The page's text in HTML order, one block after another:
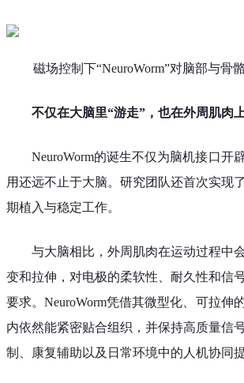
磁场控制下“NeuroWorm”对脑部与骨
不仅在大脑里“游走”，也在外周肌肉
NeuroWorm的诞生不仅为脑机接口开
用还远不止于大脑。研究团队还首次实现
期植入与稳定工作。
与大脑相比，外周肌肉在运动过程中
变和拉伸，对电极的柔软性、耐久性和信
要求。NeuroWorm凭借其微型化、可拉伸
内依然能紧密贴合组织，并保持高质量信
制、康复辅助以及日常环境中的人机协同